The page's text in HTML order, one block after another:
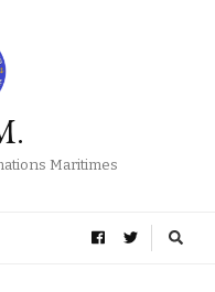
Maritimes